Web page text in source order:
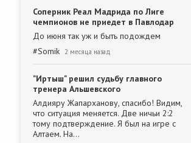
Соперник Реал Мадрида по Лиге
чемпионов не приедет в Павлодар
До июня так уж и быть подождем
#Somik 2 месяца назад
"Иртыш" решил судьбу главного
тренера Альшевского
Алдияру Жапарханову, спасибо! Видим,
что ситуация меняется. Две ничьи 2:2
тому подтверждение. Я был на игре с
Алтаем. На…